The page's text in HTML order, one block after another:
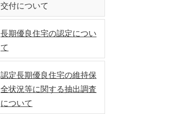
交付について
長期優良住宅の認定につい
て
認定長期優良住宅の維持保
全状況等に関する抽出調査
について